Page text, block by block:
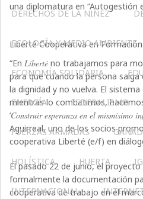
DERECHOS DE LA NIÑEZ
ECOLOGÍA Y MEDIO AMBIENTE
ECONOMÍA SOLIDARIA
ENERGÍA FEDERALISMO
FUERZAS ARMADAS
HOLÍSTICA HUERTA
INTERNACIONAL
una diplomatura en “Autogestión
Liberté Cooperativa en Formación
“EnLiberté no trabajamos para
para que cuando la persona
la dignidad y no vuelva. El
mientras lo combatimos,
‘Construir esperanza en el mismísimo
Aguirreal, uno de los socios
cooperativa Liberté (e/f) en
El pasado 22 de junio, el
formalmente la documentación
cooperativa de trabajo en el